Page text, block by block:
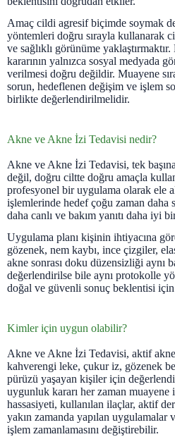
Amaç cildi agresif biçimde soymak
yöntemleri doğru sırayla kullanarak
ve sağlıklı görünüme
kararının yalnızca sosyal medyada
verilmesi doğru değildir. Muayene
sorun, hedeflenen değişim ve işlem
birlikte değerlendirilmelidir.
Akne ve Akne İzi Tedavisi nedir?
Akne ve Akne İzi Tedavisi, tek
değil, doğru ciltte doğru amaçla
profesyonel bir uygulama olarak ele
işlemlerinde hedef çoğu zaman daha
daha canlı ve bakım yanıtı daha iyi
Uygulama planı kişinin ihtiyacına
gözenek, nem kaybı, ince çizgiler,
akne sonrası doku düzensizliği aynı
değerlendirilse bile aynı protokolle
doğal ve güvenli sonuç beklentisi
Kimler için uygun olabilir?
Akne ve Akne İzi Tedavisi, aktif akne,
kahverengi leke, çukur iz, gözenek
pürüzü yaşayan kişiler için
uygunluk kararı her zaman
hassasiyeti, kullanılan ilaçlar, aktif
yakın zamanda yapılan uygulamalar
işlem zamanlamasını değiştirebilir.